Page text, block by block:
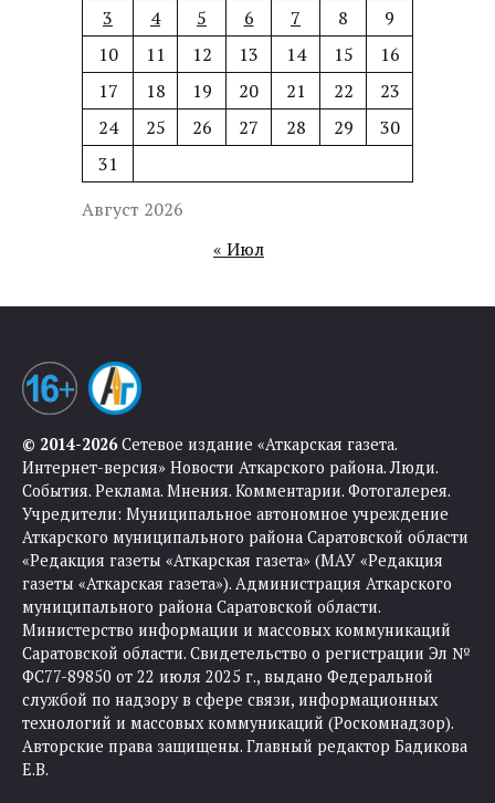
Август 2026
3
4 5 6 7 8
9
10
11 12 13 14 15
16
17
18 19 20 21 22
23
24
25 26 27 28 29
30
31
« Июл
© 2014-2026Сетевое издание «Аткарская газета.
Интернет-версия» Новости Аткарского района. Люди.
События. Реклама. Мнения. Комментарии. Фотогалерея.
Учредители: Муниципальное автономное учреждение
Аткарского муниципального района Саратовской области
«Редакция газеты «Аткарская газета» (МАУ «Редакция
газеты «Аткарская газета»). Администрация Аткарского
муниципального района Саратовской области.
Министерство информации и массовых коммуникаций
Саратовской области. Свидетельство о регистрации Эл №
ФС77-89850 от 22 июля 2025 г., выдано Федеральной
службой по надзору в сфере связи, информационных
технологий и массовых коммуникаций (Роскомнадзор).
Авторские права защищены. Главный редактор Бадикова
Е.В.